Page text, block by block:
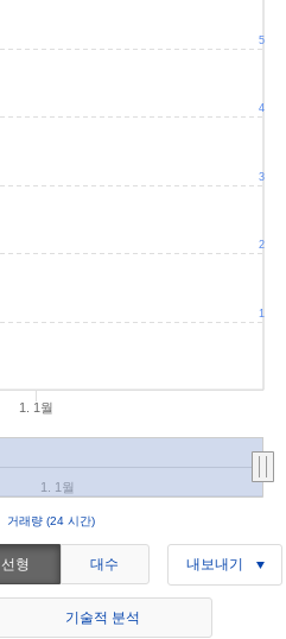
1. 1월
거래량 (24 시간)
1. 1월
1
2
3
4
5
선형 대수 내보내기
기술적 분석